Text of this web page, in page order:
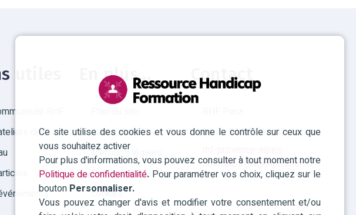
Ce site utilise des cookies et vous donne le contrôle sur ceux que
vous souhaitez activer
Pour plus d'informations, vous pouvez consulter à tout moment notre
Politique de confidentialité. Pour paramétrer vos choix, cliquez sur le
bouton Personnaliser.
Vous pouvez changer d'avis et modifier votre consentement et/ou
utiles
RHF
du
En plus...
Accessibilité
Mentions légales
Politique des
cookies
Contact
04 42 93 15 50
cotedazur@agefiph.asso.fr